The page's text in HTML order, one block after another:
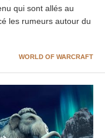
qui sont allés au
les rumeurs autour du
WORLD OF WARCRAFT